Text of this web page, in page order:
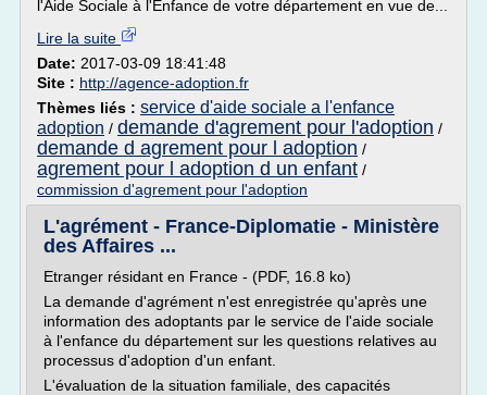
l'Aide Sociale à l'Enfance de votre département en vue de...
Lire la suite
Date: 2017-03-09 18:41:48
Site : http://agence-adoption.fr
Thèmes liés : service d'aide sociale a l'enfance
adoption / demande d'agrement pour l'adoption /
demande d agrement pour l adoption /
agrement pour l adoption d un enfant /
commission d'agrement pour l'adoption
L'agrément - France-Diplomatie - Ministère
des Affaires ...
Etranger résidant en France - (PDF, 16.8 ko)
La demande d'agrément n'est enregistrée qu'après une
information des adoptants par le service de l'aide sociale
à l'enfance du département sur les questions relatives au
processus d'adoption d'un enfant.
L'évaluation de la situation familiale, des capacités